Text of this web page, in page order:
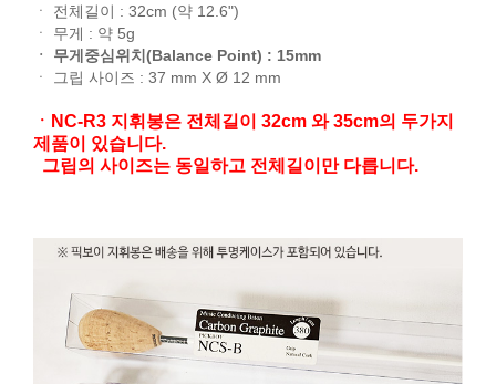
ㆍ 전체길이 : 32cm (약 12.6")
ㆍ 무게 : 약 5g
ㆍ 무게중심위치(Balance Point) : 15mm
ㆍ 그립 사이즈 : 37 mm X Ø 12 mm
ㆍNC-R3 지휘봉은 전체길이 32cm 와 35cm의 두가지
제품이 있습니다.
그립의 사이즈는 동일하고 전체길이만 다릅니다.